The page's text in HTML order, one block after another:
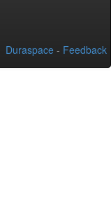
Duraspace - Feedback